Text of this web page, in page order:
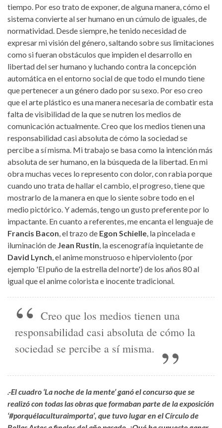
tiempo. Por eso trato de exponer, de alguna manera, cómo el
sistema convierte al ser humano en un cúmulo de iguales, de
normatividad. Desde siempre, he tenido necesidad de
expresar mi visión del género, saltando sobre sus limitaciones
como si fueran obstáculos que impiden el desarrollo en
libertad del ser humano y luchando contra la concepción
automática en el entorno social de que todo el mundo tiene
que pertenecer a un género dado por su sexo. Por eso creo
que el arte plástico es una manera necesaria de combatir esta
falta de visibilidad de la que se nutren los medios de
comunicación actualmente. Creo que los medios tienen una
responsabilidad casi absoluta de cómo la sociedad se
percibe a sí misma. Mi trabajo se basa como la intención más
absoluta de ser humano, en la búsqueda de la libertad. En mi
obra muchas veces lo represento con dolor, con rabia porque
cuando uno trata de hallar el cambio, el progreso, tiene que
mostrarlo de la manera en que lo siente sobre todo en el
medio pictórico. Y además, tengo un gusto preferente por lo
impactante. En cuanto a referentes, me encanta el lenguaje de
Francis Bacon , el trazo de Egon Schielle , la pincelada e
iluminación de Jean Rustin , la escenografía inquietante de
David Lynch , el anime monstruoso e hiperviolento (por
ejemplo 'El puño de la estrella del norte') de los años 80 al
igual que el anime colorista e inocente tradicional.
Creo que los medios tienen una
responsabilidad casi absoluta de cómo la
sociedad se percibe a sí misma.
.-El cuadro ‘La noche de la mente’ ganó el concurso que se
realizó con todas las obras que formaban parte de la exposición
‘#porquélaculturaimporta’, que tuvo lugar en el Círculo de